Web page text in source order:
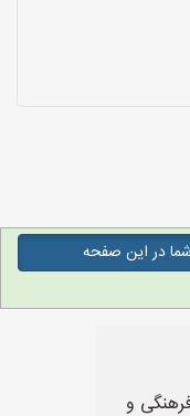
در این صفحه
و